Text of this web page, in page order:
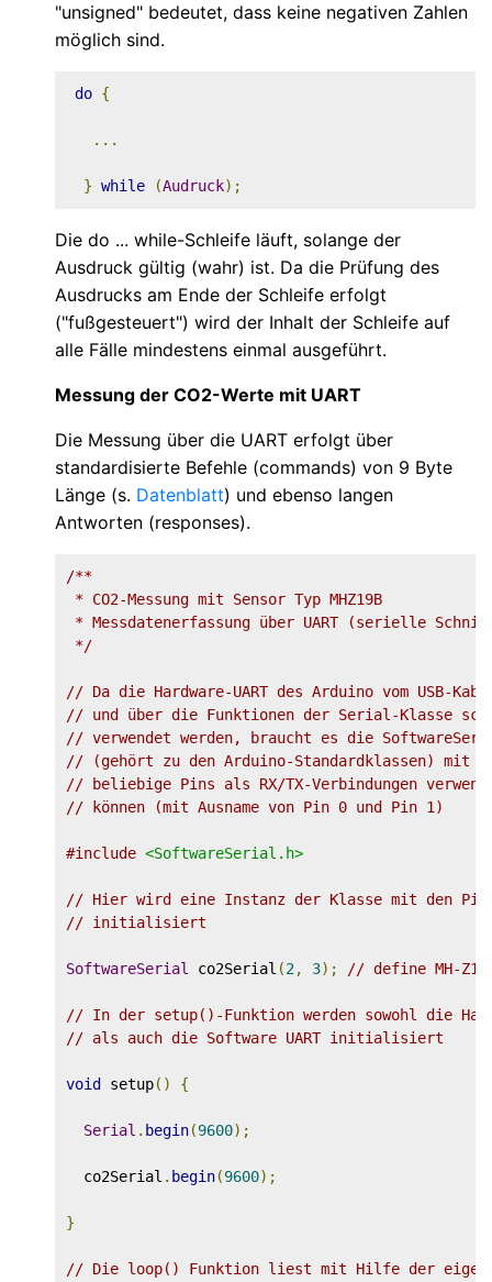
"unsigned" bedeutet, dass keine negativen Zahlen
möglich sind.
do {
...
} while (Audruck);
Die do ... while-Schleife läuft, solange der
Ausdruck gültig (wahr) ist. Da die Prüfung des
Ausdrucks am Ende der Schleife erfolgt
("fußgesteuert") wird der Inhalt der Schleife auf
alle Fälle mindestens einmal ausgeführt.
Messung der CO2-Werte mit UART
Die Messung über die UART erfolgt über
standardisierte Befehle (commands) von 9 Byte
Länge (s. Datenblatt) und ebenso langen
Antworten (responses).
/**
* CO2-Messung mit Sensor Typ MHZ19B
* Messdatenerfassung über UART (serielle
*/
// Da die Hardware-UART des Arduino vom USB-
// und über die Funktionen der Serial-Klasse
// verwendet werden, braucht es die
// (gehört zu den Arduino-Standardklassen) mit
// beliebige Pins als RX/TX-Verbindungen
// können (mit Ausname von Pin 0 und Pin 1)
#include <SoftwareSerial.h>
// Hier wird eine Instanz der Klasse mit den
// initialisiert
SoftwareSerial co2Serial (2, 3); // define MH-Z19
// In der setup()-Funktion werden sowohl die
// als auch die Software UART initialisiert
void setup() {
Serial . begin(9600);
co2Serial . begin(9600);
}
// Die loop() Funktion liest mit Hilfe der